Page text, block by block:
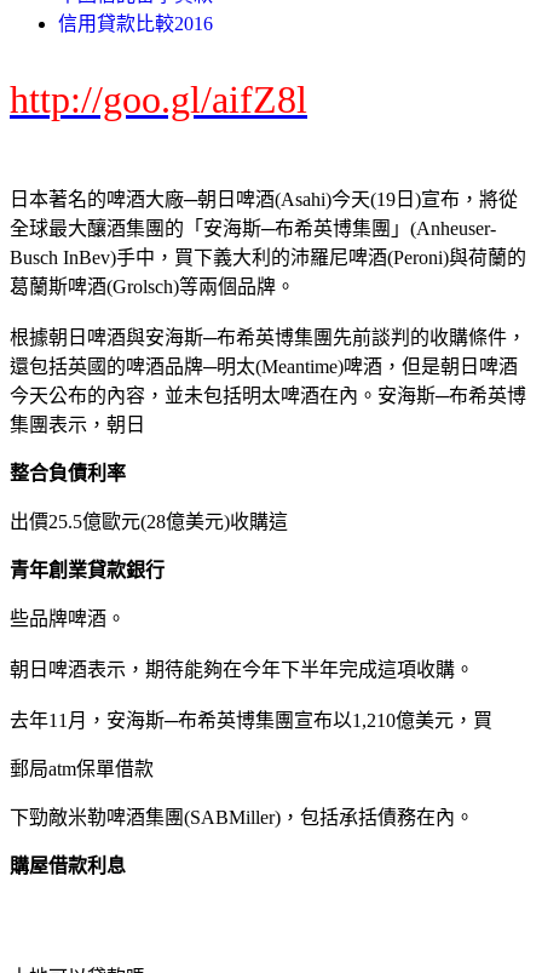
信用貸款比較2016
http://goo.gl/aifZ8l
日本著名的啤酒大廠─朝日啤酒(Asahi)今天(19日)宣布，將從
全球最大釀酒集團的「安海斯─布希英博集團」(Anheuser-
Busch InBev)手中，買下義大利的沛羅尼啤酒(Peroni)與荷蘭的
葛蘭斯啤酒(Grolsch)等兩個品牌。
根據朝日啤酒與安海斯─布希英博集團先前談判的收購條件，
還包括英國的啤酒品牌─明太(Meantime)啤酒，但是朝日啤酒
今天公布的內容，並未包括明太啤酒在內。安海斯─布希英博
集團表示，朝日
整合負債利率
出價25.5億歐元(28億美元)收購這
青年創業貸款銀行
些品牌啤酒。
朝日啤酒表示，期待能夠在今年下半年完成這項收購。
去年11月，安海斯─布希英博集團宣布以1,210億美元，買
郵局atm保單借款
下勁敵米勒啤酒集團(SABMiller)，包括承括債務在內。
購屋借款利息